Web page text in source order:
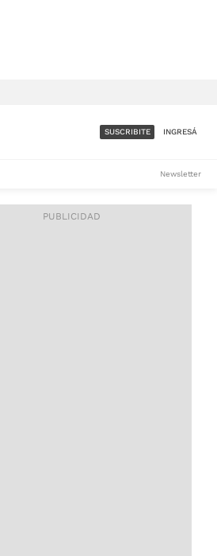
ACCESO FULL - $1.800/MES
SUSCRIBITE INGRESÁ
Newsletter